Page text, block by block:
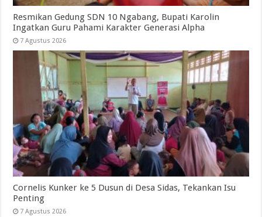
Resmikan Gedung SDN 10 Ngabang, Bupati Karolin
Ingatkan Guru Pahami Karakter Generasi Alpha
7 Agustus 2026
Cornelis Kunker ke 5 Dusun di Desa Sidas, Tekankan Isu
Penting
7 Agustus 2026